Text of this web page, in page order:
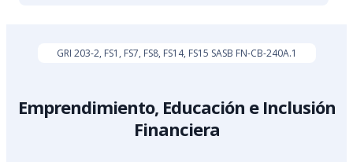
GRI 203-2, FS1, FS7, FS8, FS14, FS15 SASB FN-CB-240A.1
Emprendimiento, Educación e Inclusión
Financiera